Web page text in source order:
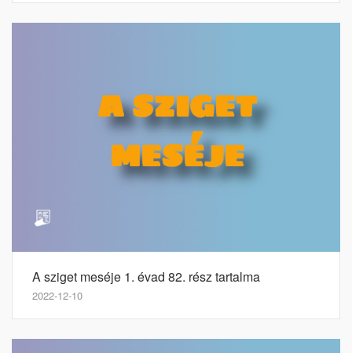
A sziget meséje 1. évad 82. rész tartalma
2022-12-10